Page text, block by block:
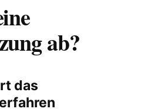
ab?
das